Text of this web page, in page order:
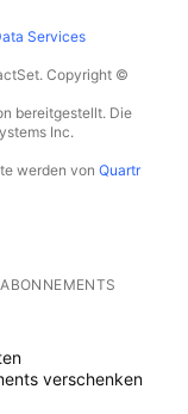
Services
Copyright ©
bereitgestellt. Die
Inc.
werden von Quartr
verschenken